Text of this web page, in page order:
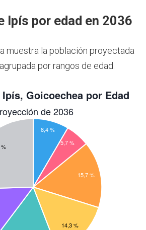
Ipís por edad en 2036
muestra la población proyectada
por rangos de edad.